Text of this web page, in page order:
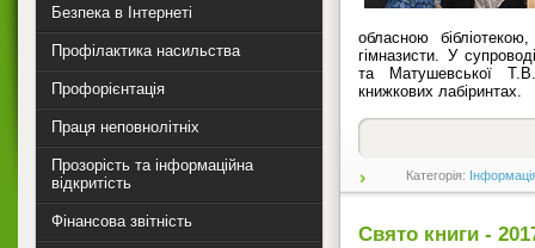
обласною
гімназисти. У
та Матушевської
книжкових лабіринтах.
Категорія:
Свято книги -
Безпека в Інтернеті
Профілактика насильства
Профорієнтація
Праця неповнолітніх
Прозорість та інформаційна
відкритість
Фінансова звітність